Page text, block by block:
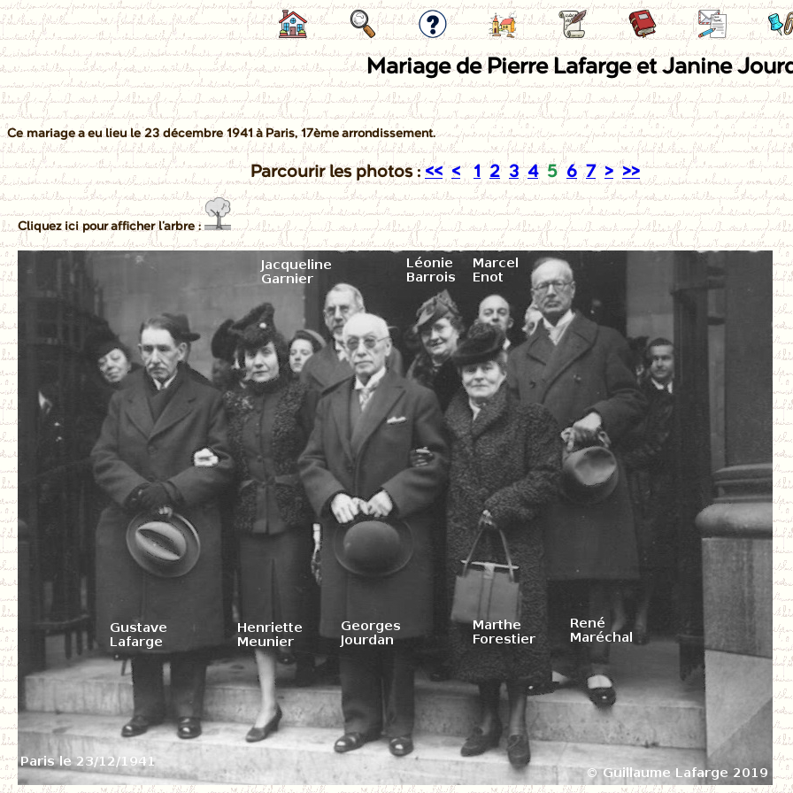
Mariage de Pierre Lafarge et Janine
Ce mariage a eu lieu le 23 décembre 1941 à Paris, 17ème arrondissement.
Parcourir les photos :<< < 1 2 3 4 5 6 7 > >>
Cliquez ici pour afficher l'arbre :